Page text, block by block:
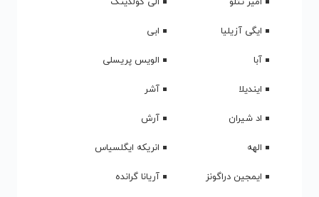
ایگی آزیلیا
ابی
آبا
الویس پریسلی
ایندیلا
آشر
اد شیران
آرش
الهه
انریکه ایگلسیاس
ایمجین دراگونز
آریانا گرانده